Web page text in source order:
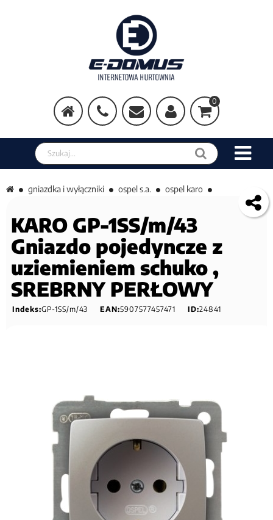
0
Szukaj w sklepie
gniazdka i wyłączniki ospel s.a. ospel karo
KARO GP-1SS/m/43
Gniazdo pojedyncze z
uziemieniem schuko ,
SREBRNY PERŁOWY
Indeks:GP-1SS/m/43 EAN:5907577457471 ID:24841